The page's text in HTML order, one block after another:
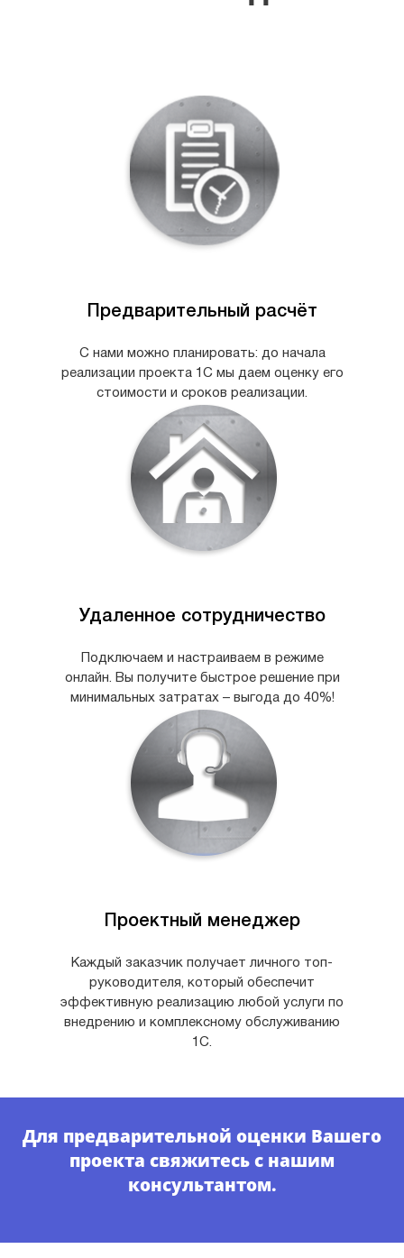
Предварительный расчёт
С нами можно планировать: до начала
реализации проекта 1С мы даем оценку его
стоимости и сроков реализации.
Удаленное сотрудничество
Подключаем и настраиваем в режиме
онлайн. Вы получите быстрое решение при
минимальных затратах – выгода до 40%!
Проектный менеджер
Каждый заказчик получает личного топ-
руководителя, который обеспечит
эффективную реализацию любой услуги по
внедрению и комплексному обслуживанию
1С.
Для предварительной оценки Вашего
проекта свяжитесь с нашим
консультантом.